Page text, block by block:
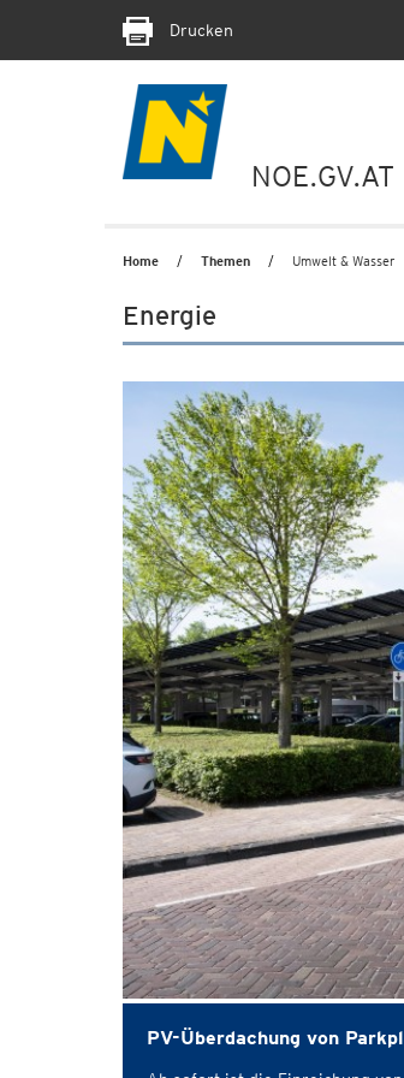
Drucken
NOE.GV.AT
Home Themen Umwelt & Wasser
Energie
PV-Überdachung von